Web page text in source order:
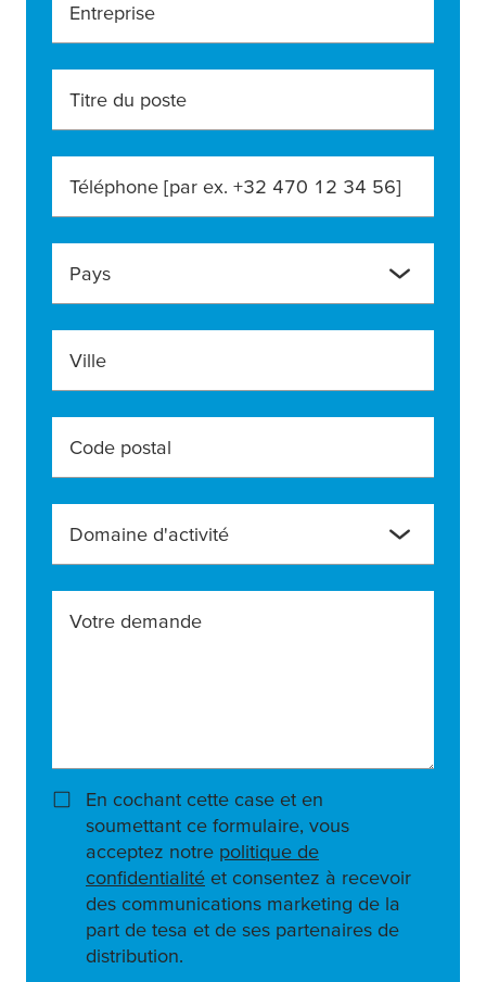
Entreprise
Titre du poste
Téléphone [par ex. +32 470 12 34 56]
Pays
Ville
Code postal
Domaine d'activité
Votre demande
En cochant cette case et en
soumettant ce formulaire, vous
acceptez notre politique de
confidentialité et consentez à recevoir
des communications marketing de la
part de tesa et de ses partenaires de
distribution.